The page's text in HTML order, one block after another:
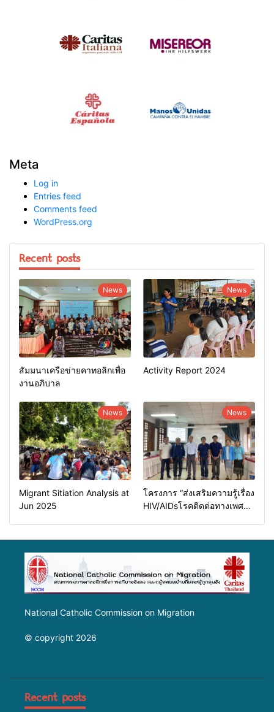
Meta
Log in
Entries feed
Comments feed
WordPress.org
Recent posts
News
สัมมนาเครือข่ายคาทอลิกเพื่อ
งานอภิบาล
News
Activity Report 2024
News
Migrant Sitiation Analysis at
Jun 2025
News
โครงการ “ส่งเสริมความรู้เรื่อง
HIV/AIDsโรคติดต่อทางเพศ
National Catholic Commission on Migration
© copyright 2026
Recent posts